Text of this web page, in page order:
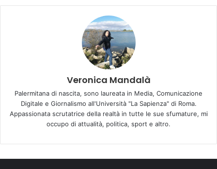
Veronica Mandalà
Palermitana di nascita, sono laureata in Media, Comunicazione
Digitale e Giornalismo all'Università "La Sapienza" di Roma.
Appassionata scrutatrice della realtà in tutte le sue sfumature, mi
occupo di attualità, politica, sport e altro.